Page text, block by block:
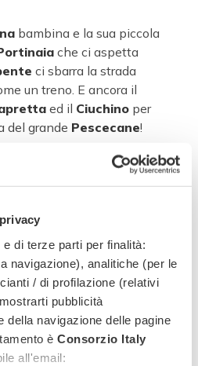
di terze parti per finalità:
navigazione), analitiche (per le
/ di profilazione (relativi
pubblicità
della navigazione delle pagine
è Consorzio Italy
all'email:
bambina e la sua piccola
che ci aspetta
ci sbarra la strada
un treno. E ancora il
ed il Ciuchino per
del grande Pescecane!
seguendo le orme di
, sicuramente diverso da
da fare tutti insieme
a grandezza d’uomo
, per grandi sfide in
E poi ancora ilmuseo delle
marionette nelle carrozze di
Mangiafuoco, labottega di
Geppetto, le